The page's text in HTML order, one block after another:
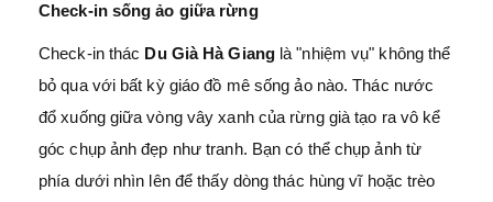
Check-in sống ảo giữa rừng
Check-in thác Du Già Hà Giang là "nhiệm vụ" không thể
bỏ qua với bất kỳ giáo đồ mê sống ảo nào. Thác nước
đổ xuống giữa vòng vây xanh của rừng già tạo ra vô kể
góc chụp ảnh đẹp như tranh. Bạn có thể chụp ảnh từ
phía dưới nhìn lên để thấy dòng thác hùng vĩ hoặc trèo